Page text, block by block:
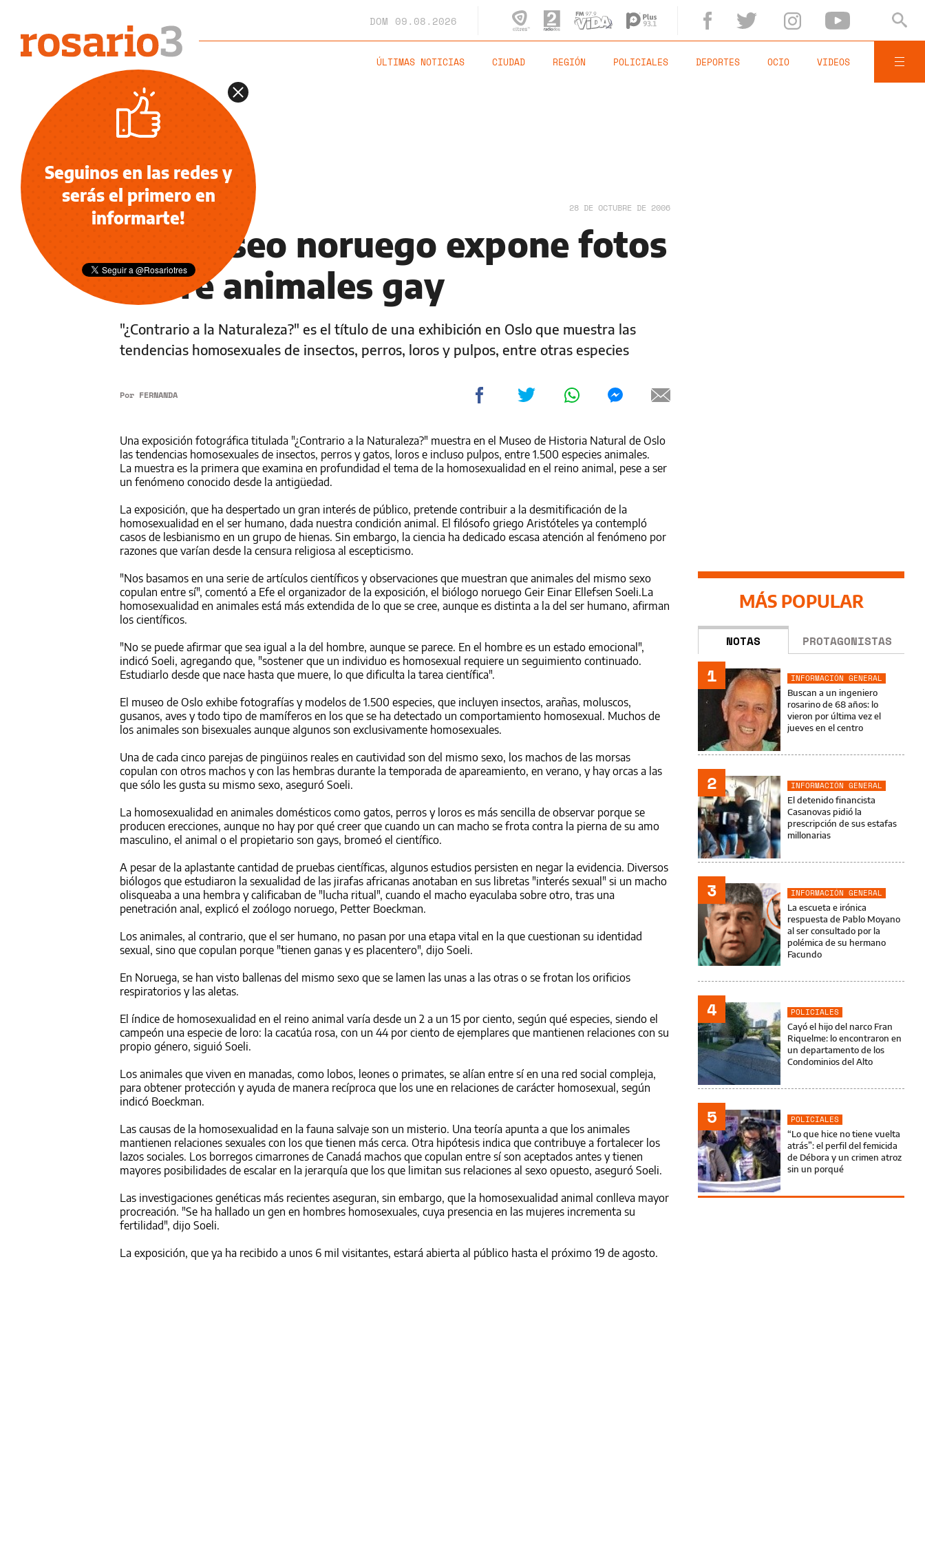
DOM 09.08.2026
ÚLTIMAS NOTICIAS CIUDAD REGIÓN POLICIALES DEPORTES OCIO VIDEOS
NOTICIAS 28 DE OCTUBRE DE 2006
Un museo noruego expone fotos
sobre animales gay
"¿Contrario a la Naturaleza?" es el título de una exhibición en Oslo que muestra las
tendencias homosexuales de insectos, perros, loros y pulpos, entre otras especies
Por FERNANDA
Una exposición fotográfica titulada "¿Contrario a la Naturaleza?" muestra en el Museo de Historia Natural de Oslo
las tendencias homosexuales de insectos, perros y gatos, loros e incluso pulpos, entre 1.500 especies animales.
La muestra es la primera que examina en profundidad el tema de la homosexualidad en el reino animal, pese a ser
un fenómeno conocido desde la antigüedad.
La exposición, que ha despertado un gran interés de público, pretende contribuir a la desmitificación de la
homosexualidad en el ser humano, dada nuestra condición animal. El filósofo griego Aristóteles ya contempló
casos de lesbianismo en un grupo de hienas. Sin embargo, la ciencia ha dedicado escasa atención al fenómeno por
razones que varían desde la censura religiosa al escepticismo.
"Nos basamos en una serie de artículos científicos y observaciones que muestran que animales del mismo sexo
copulan entre sí", comentó a Efe el organizador de la exposición, el biólogo noruego Geir Einar Ellefsen Soeli.La
homosexualidad en animales está más extendida de lo que se cree, aunque es distinta a la del ser humano, afirman
los científicos.
"No se puede afirmar que sea igual a la del hombre, aunque se parece. En el hombre es un estado emocional",
indicó Soeli, agregando que, "sostener que un individuo es homosexual requiere un seguimiento continuado.
Estudiarlo desde que nace hasta que muere, lo que dificulta la tarea científica".
El museo de Oslo exhibe fotografías y modelos de 1.500 especies, que incluyen insectos, arañas, moluscos,
gusanos, aves y todo tipo de mamíferos en los que se ha detectado un comportamiento homosexual. Muchos de
los animales son bisexuales aunque algunos son exclusivamente homosexuales.
Una de cada cinco parejas de pingüinos reales en cautividad son del mismo sexo, los machos de las morsas
copulan con otros machos y con las hembras durante la temporada de apareamiento, en verano, y hay orcas a las
que sólo les gusta su mismo sexo, aseguró Soeli.
La homosexualidad en animales domésticos como gatos, perros y loros es más sencilla de observar porque se
producen erecciones, aunque no hay por qué creer que cuando un can macho se frota contra la pierna de su amo
masculino, el animal o el propietario son gays, bromeó el científico.
A pesar de la aplastante cantidad de pruebas científicas, algunos estudios persisten en negar la evidencia. Diversos
biólogos que estudiaron la sexualidad de las jirafas africanas anotaban en sus libretas "interés sexual" si un macho
olisqueaba a una hembra y calificaban de "lucha ritual", cuando el macho eyaculaba sobre otro, tras una
penetración anal, explicó el zoólogo noruego, Petter Boeckman.
Los animales, al contrario, que el ser humano, no pasan por una etapa vital en la que cuestionan su identidad
sexual, sino que copulan porque "tienen ganas y es placentero", dijo Soeli.
En Noruega, se han visto ballenas del mismo sexo que se lamen las unas a las otras o se frotan los orificios
respiratorios y las aletas.
El índice de homosexualidad en el reino animal varía desde un 2 a un 15 por ciento, según qué especies, siendo el
campeón una especie de loro: la cacatúa rosa, con un 44 por ciento de ejemplares que mantienen relaciones con su
propio género, siguió Soeli.
Los animales que viven en manadas, como lobos, leones o primates, se alían entre sí en una red social compleja,
para obtener protección y ayuda de manera recíproca que los une en relaciones de carácter homosexual, según
indicó Boeckman.
Las causas de la homosexualidad en la fauna salvaje son un misterio. Una teoría apunta a que los animales
mantienen relaciones sexuales con los que tienen más cerca. Otra hipótesis indica que contribuye a fortalecer los
lazos sociales. Los borregos cimarrones de Canadá machos que copulan entre sí son aceptados antes y tienen
mayores posibilidades de escalar en la jerarquía que los que limitan sus relaciones al sexo opuesto, aseguró Soeli.
Las investigaciones genéticas más recientes aseguran, sin embargo, que la homosexualidad animal conlleva mayor
procreación. "Se ha hallado un gen en hombres homosexuales, cuya presencia en las mujeres incrementa su
fertilidad", dijo Soeli.
La exposición, que ya ha recibido a unos 6 mil visitantes, estará abierta al público hasta el próximo 19 de agosto.
MÁS POPULAR
NOTAS PROTAGONISTAS
1
INFORMACIÓN GENERAL
Buscan a un ingeniero
rosarino de 68 años: lo
vieron por última vez el
jueves en el centro
2
INFORMACIÓN GENERAL
El detenido financista
Casanovas pidió la
prescripción de sus estafas
millonarias
3
INFORMACIÓN GENERAL
La escueta e irónica
respuesta de Pablo Moyano
al ser consultado por la
polémica de su hermano
Facundo
4
POLICIALES
Cayó el hijo del narco Fran
Riquelme: lo encontraron en
un departamento de los
Condominios del Alto
5
POLICIALES
“Lo que hice no tiene vuelta
atrás”: el perfil del femicida
de Débora y un crimen atroz
sin un porqué
Seguinos en las redes y
serás el primero en
informarte!